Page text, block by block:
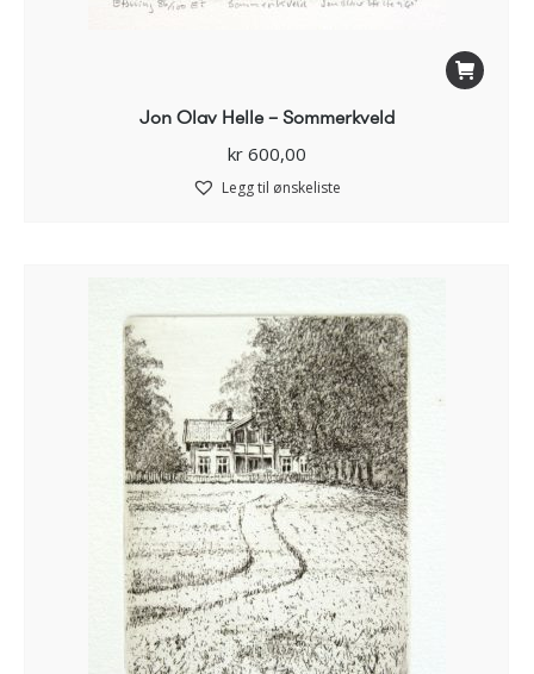
Jon Olav Helle – Sommerkveld
kr600,00
Legg til ønskeliste